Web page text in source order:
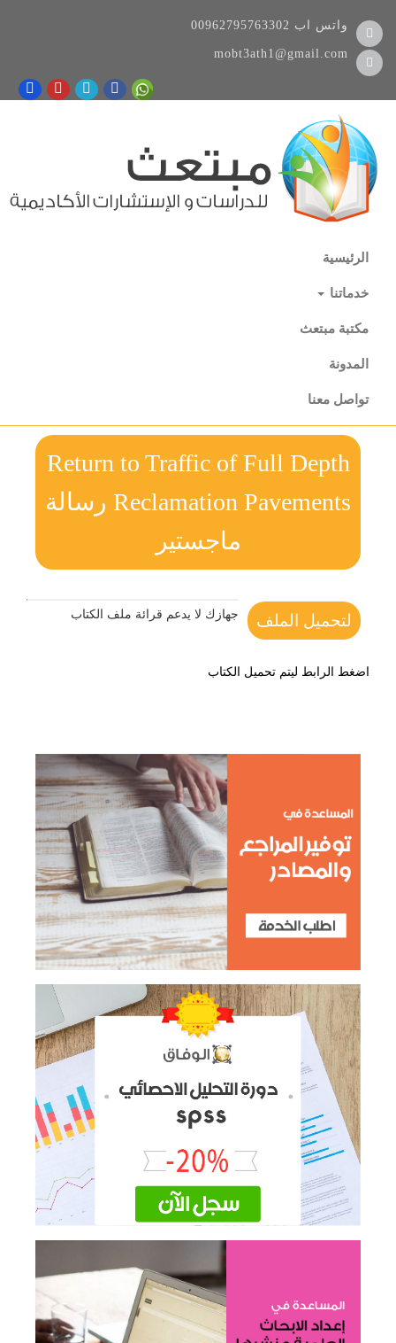
00962795763302 واتس اب
mobt3ath1@gmail.com
الرئيسية
خدماتنا
مكتبة مبتعث
المدونة
تواصل معنا
Return to Traffic of Full Depth
Reclamation Pavements رسالة
ماجستير
لتحميل الملف جهازك لا يدعم قرائة ملف الكتاب
اضغط الرابط ليتم تحميل الكتاب